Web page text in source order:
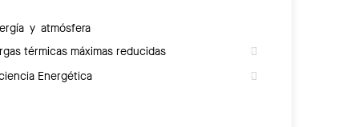
y atmósfera
térmicas máximas reducidas
Energética